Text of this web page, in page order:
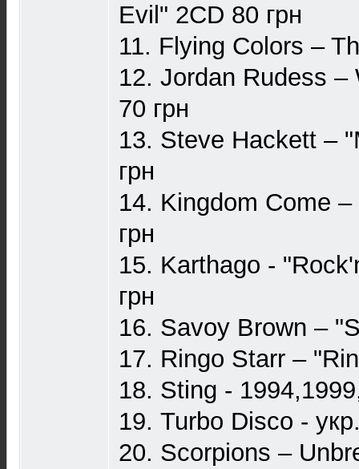
Evil" 2CD 80 грн
11. Flying Colors –
12. Jordan Rudess –
70 грн
13. Steve Hackett ‎–
грн
14. Kingdom Come
грн
15. Karthago -
грн
16. Savoy Brown ‎–
17. Ringo Starr ‎–
18. Sting -
19. Turbo Disco -
20. Scorpions –